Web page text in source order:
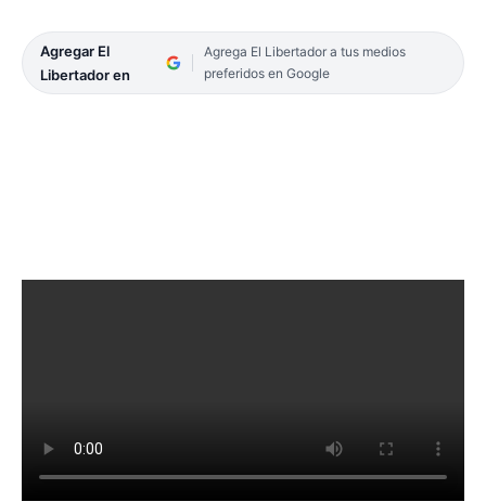
Agregar El
Libertador en
Agrega El Libertador a tus medios
preferidos en Google